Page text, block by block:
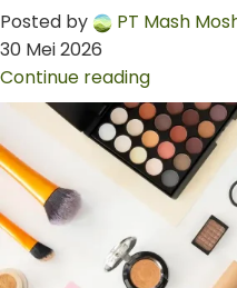
Posted by
PT Mash
30 Mei 2026
Continue reading